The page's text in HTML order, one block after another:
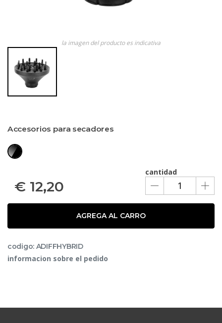
la imagen del producto es indicativa
Accesorios para secadores
cantidad
€ 12,20
AGREGA AL CARRO
codigo: ADIFFHYBRID
informacion sobre el pedido